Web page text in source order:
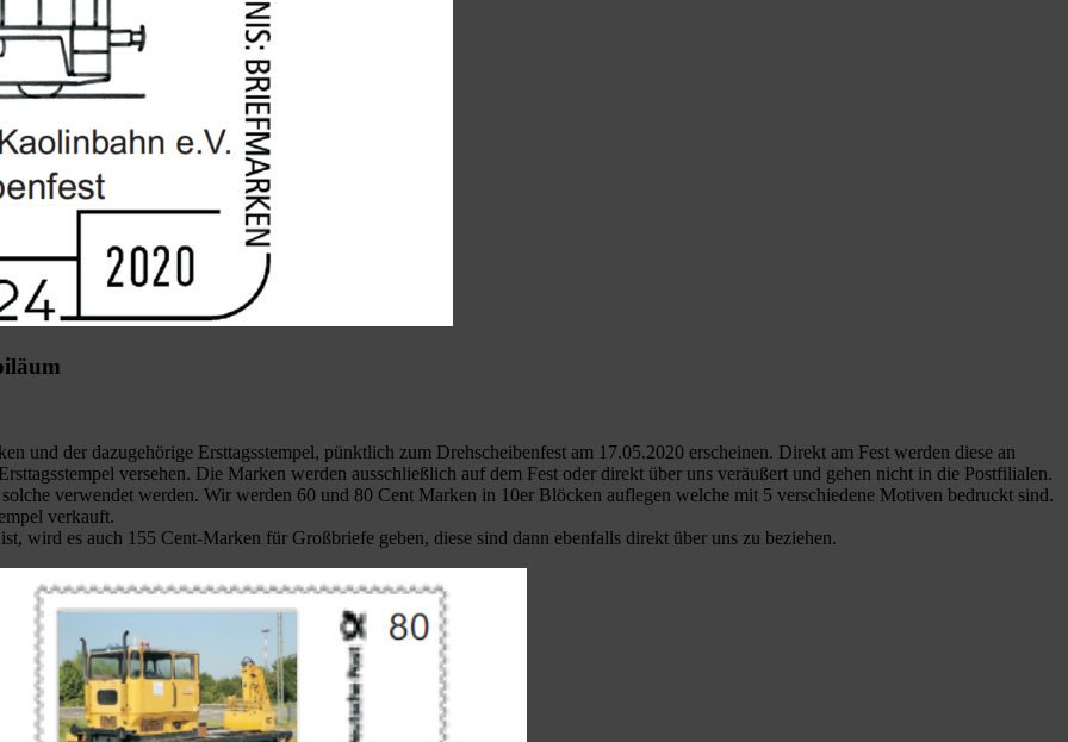
und der dazugehörige Ersttagsstempel, pünktlich zum Drehscheibenfest am 17.05.2020 erscheinen. Direkt am Fest werden diese an
versehen. Die Marken werden ausschließlich auf dem Fest oder direkt über uns veräußert und gehen nicht in die Postfilialen.
verwendet werden. Wir werden 60 und 80 Cent Marken in 10er Blöcken auflegen welche mit 5 verschiedene Motiven bedruckt sind.
verkauft.
wird es auch 155 Cent-Marken für Großbriefe geben, diese sind dann ebenfalls direkt über uns zu beziehen.